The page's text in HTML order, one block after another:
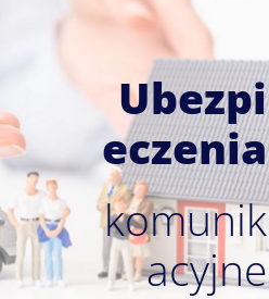
Ubezpi
eczenia
komunik
acyjne